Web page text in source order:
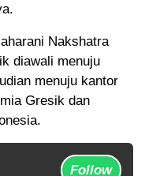
Nakshatra
diawali menuju
menuju kantor
Gresik dan
Follow